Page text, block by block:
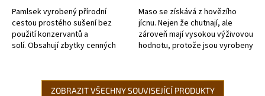
hvězdiček.
Pamlsek vyrobený přírodní
cestou prostého sušení bez
použití konzervantů a
solí. Obsahují zbytky cenných
hvězdiček.
Maso se získává z hovězího
jícnu. Nejen že chutnají, ale
zároveň mají vysokou výživovou
hodnotu, protože jsou vyrobeny
ZOBRAZIT VŠECHNY SOUVISEJÍCÍ PRODUKTY